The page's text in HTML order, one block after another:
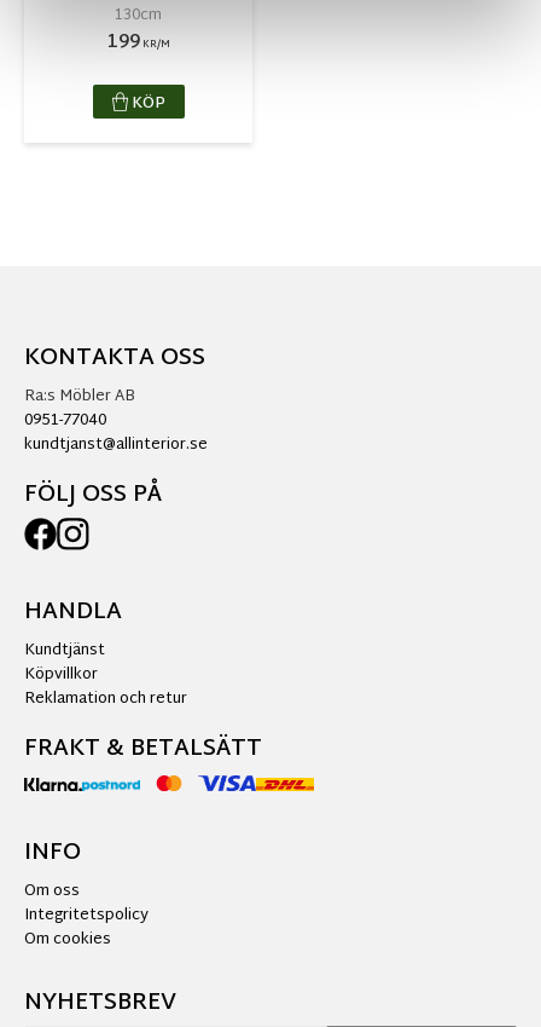
130cm
199 KR/M
KÖP
KONTAKTA OSS
Ra:s Möbler AB
0951-77040
kundtjanst@allinterior.se
FÖLJ OSS PÅ
HANDLA
Kundtjänst
Köpvillkor
Reklamation och retur
FRAKT & BETALSÄTT
INFO
Om oss
Integritetspolicy
Om cookies
NYHETSBREV